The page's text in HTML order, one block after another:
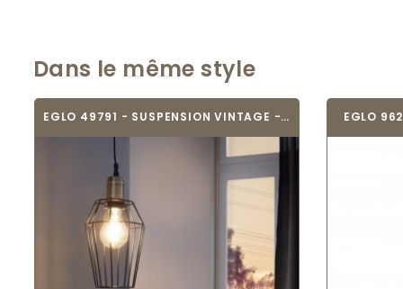
Dans le même style
EGLO 49791 - SUSPENSION VINTAGE - DENHAM EGLO